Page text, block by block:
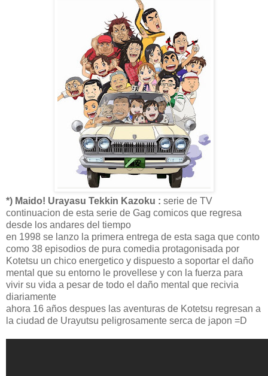
*) Maido! Urayasu Tekkin Kazoku : serie de TV
continuacion de esta serie de Gag comicos que regresa
desde los andares del tiempo
en 1998 se lanzo la primera entrega de esta saga que conto
como 38 episodios de pura comedia protagonisada por
Kotetsu un chico energetico y dispuesto a soportar el daño
mental que su entorno le provellese y con la fuerza para
vivir su vida a pesar de todo el daño mental que recivia
diariamente
ahora 16 años despues las aventuras de Kotetsu regresan a
la ciudad de Urayutsu peligrosamente serca de japon =D